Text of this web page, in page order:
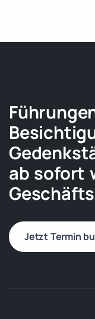
ab sofort
Jetzt Termin